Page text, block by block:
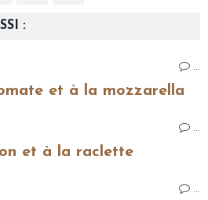
:
…
et à la mozzarella
…
et à la raclette
…